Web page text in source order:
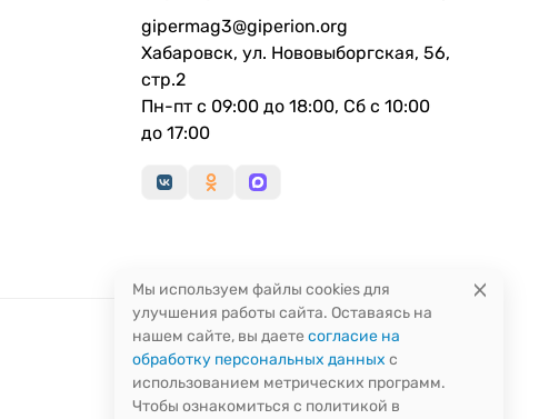
gipermag3@giperion.org
Хабаровск, ул. Нововыборгская, 56,
стр.2
Пн-пт с 09:00 до 18:00, Сб с 10:00
до 17:00
Мы используем файлы cookies для
улучшения работы сайта. Оставаясь на
нашем сайте, вы даете согласие на
обработку персональных данных с
использованием метрических программ.
Чтобы ознакомиться с политикой в